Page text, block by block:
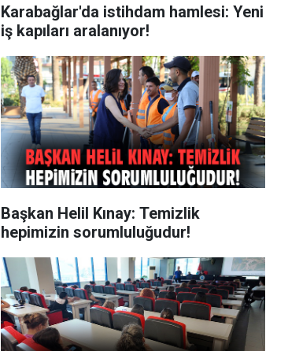
Karabağlar'da istihdam hamlesi: Yeni
iş kapıları aralanıyor!
Başkan Helil Kınay: Temizlik
hepimizin sorumluluğudur!